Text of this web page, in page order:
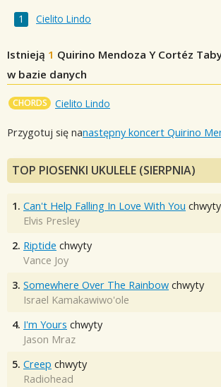
Cielito Lindo
Istnieją 1 Quirino Mendoza Y Cortéz
w bazie danych
CHORDS Cielito Lindo
Przygotuj się nanastępny koncert Quirino
TOP PIOSENKI UKULELE (SIERPNIA)
1. Can't Help Falling In Love With You chwyty
Elvis Presley
2. Riptide chwyty
Vance Joy
3. Somewhere Over The Rainbow chwyty
Israel Kamakawiwo'ole
4. I'm Yours chwyty
Jason Mraz
5. Creep chwyty
Radiohead